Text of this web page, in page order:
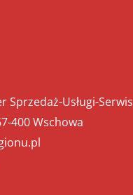
Sprzedaż-Usługi-Serwis
400 Wschowa